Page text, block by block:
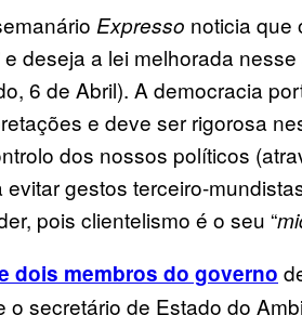
Expresso noticia que
e deseja a lei melhorada
6 de Abril). A democracia
e deve ser rigorosa
dos nossos políticos
evitar gestos terceiro-
pois clientelismo é o seu “
dois membros do governo
o secretário de Estado do